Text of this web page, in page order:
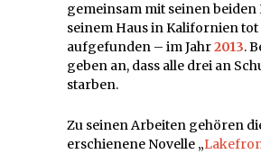
gemeinsam mit seinen
seinem Haus in Kalifornien tot
aufgefunden – im Jahr2013.
geben an, dass alle drei an
starben.
Zu seinen Arbeiten gehören
erschienene Novelle „